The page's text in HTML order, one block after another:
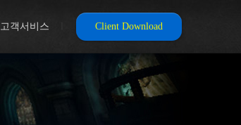
고객서비스 Client Download